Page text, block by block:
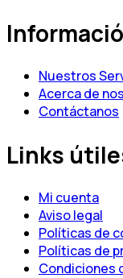
Nuestros
Acerca de
Contáctanos
Links
Mi cuenta
Aviso legal
Políticas de
Políticas de
Condiciones